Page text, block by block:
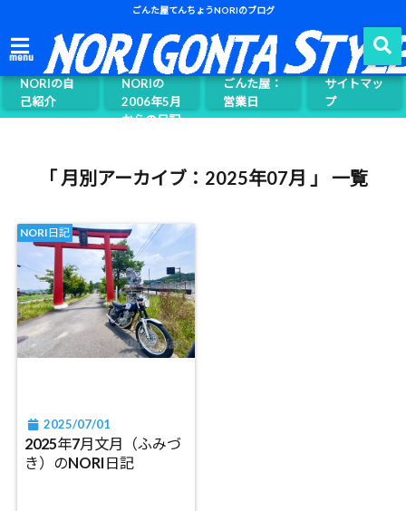
ごんた屋てんちょうNORIのブログ
menu
NORIの自
己紹介
ごんた屋て
んちょう
NORIの
2006年5月
からの日記
ごんた屋：
営業日
サイトマッ
プ
「 月別アーカイブ：2025年07月 」 一覧
NORI日記
2025/07/01
2025年7月文月（ふみづ
き）のNORI日記